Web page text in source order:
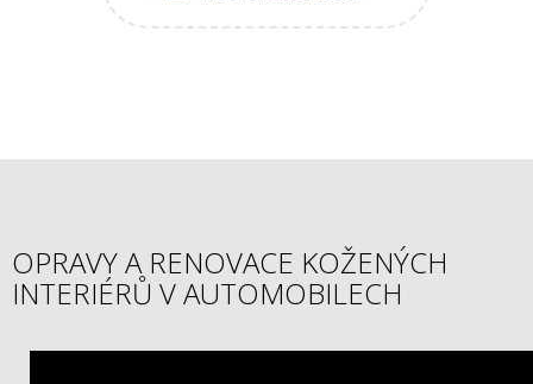
OPRAVY A RENOVACE KOŽENÝCH
INTERIÉRŮ V AUTOMOBILECH